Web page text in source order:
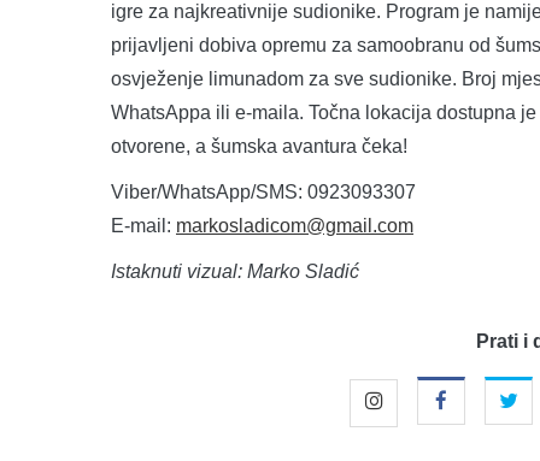
igre za najkreativnije sudionike. Program je
prijavljeni dobiva opremu za samoobranu od
osvježenje limunadom za sve sudionike. Broj
WhatsAppa ili e-maila. Točna lokacija dostupna
otvorene, a šumska avantura čeka!
Viber/WhatsApp/SMS: 0923093307
E-mail: markosladicom@gmail.com
Istaknuti vizual: Marko Sladić
Prati i